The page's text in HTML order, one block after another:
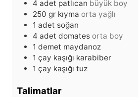
4 adet patlıcan büyük boy
250 gr kıyma orta yağlı
1 adet soğan
4 adet domates orta boy
1 demet maydanoz
1 çay kaşığı karabiber
1 çay kaşığı tuz
Talimatlar